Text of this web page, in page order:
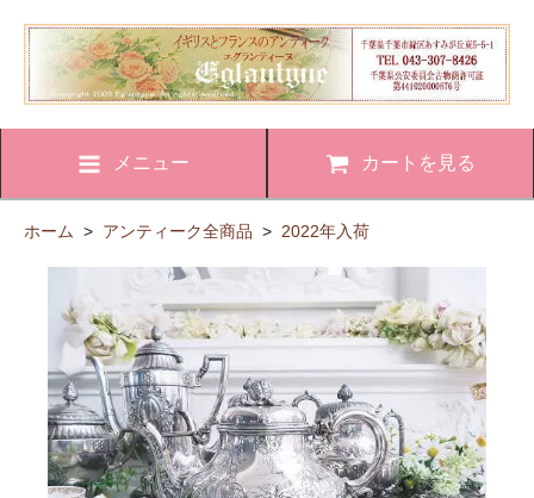
メニュー カートを見る
ホーム > アンティーク全商品 > 2022年入荷